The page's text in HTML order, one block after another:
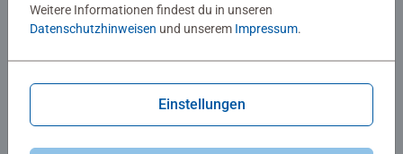
Weitere Informationen findest du in unseren
Datenschutzhinweisen und unserem Impressum.
Einstellungen